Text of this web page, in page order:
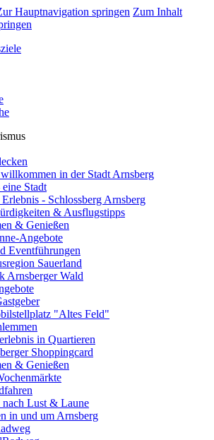
Hauptnavigation springen Zum Inhalt
in der Stadt Arnsberg
Stadt
- Schlossberg Arnsberg
& Ausflugstipps
& Genießen
Angebote
Eventführungen
Sauerland
Arnsberger Wald
"Altes Feld"
in Quartieren
Shoppingcard
& Genießen
nach Lust & Laune
in und um Arnsberg